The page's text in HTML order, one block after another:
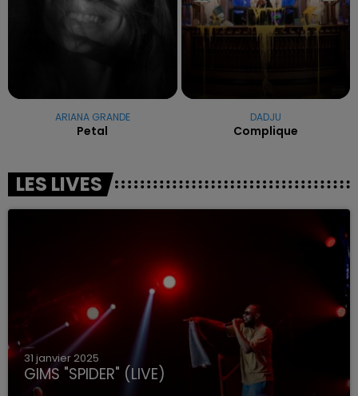
ARIANA GRANDE
Petal
DADJU
Complique
LES LIVES
31 janvier 2025
GIMS "SPIDER" (LIVE)